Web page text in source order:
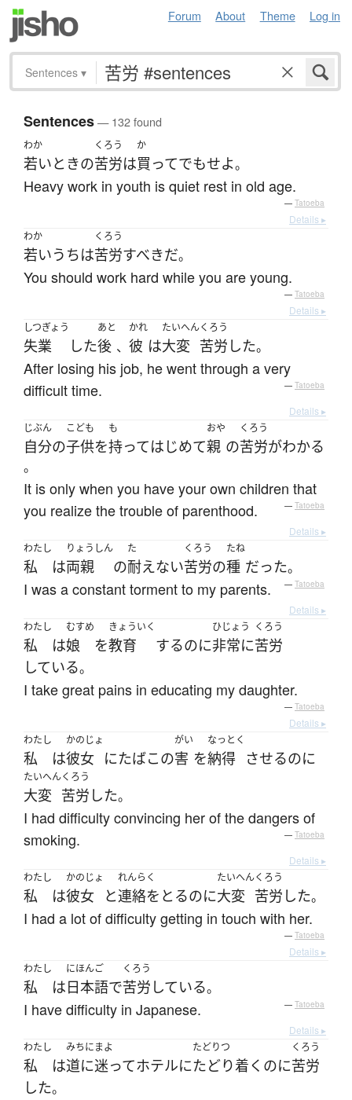
Forum About Theme Log in
Sentences ▾
Sentences— 132 found
わか
若いときの
くろう
苦労は
か
買ってでもせよ。
Heavy work in youth is quiet rest in old age.
— Tatoeba
Details ▸
わか
若いうちは
くろう
苦労すべきだ。
You should work hard while you are young.
— Tatoeba
Details ▸
しつぎょう
失業 した
あと
後 、
かれ
彼 は
たいへん
大変
くろう
苦労 した。
After losing his job, he went through a very
difficult time.
— Tatoeba
Details ▸
じぶん
自分の
こども
子供を
も
持ってはじめて
おや
親 の
くろう
苦労がわかる
。
It is only when you have your own children that
you realize the trouble of parenthood.
— Tatoeba
Details ▸
わたし
私 は
りょうしん
両親 の
た
耐えない
くろう
苦労の
たね
種 だった。
I was a constant torment to my parents. — Tatoeba
Details ▸
わたし
私 は
むすめ
娘 を
きょういく
教育 するのに
ひじょう
非常に
くろう
苦労
している。
I take great pains in educating my daughter.
— Tatoeba
Details ▸
わたし
私 は
かのじょ
彼女 にたばこの
がい
害 を
なっとく
納得 させるのに
たいへん
大変
くろう
苦労 した。
I had difficulty convincing her of the dangers of
smoking.
— Tatoeba
Details ▸
わたし
私 は
かのじょ
彼女 と
れんらく
連絡をとるのに
たいへん
大変
くろう
苦労 した。
I had a lot of difficulty getting in touch with her.
— Tatoeba
Details ▸
わたし
私 は
にほんご
日本語で
くろう
苦労 している。
I have difficulty in Japanese. — Tatoeba
Details ▸
わたし
私 は
みちにまよ
道に迷ってホテルに
たどりつ
たどり着く のに
くろう
苦労
した。